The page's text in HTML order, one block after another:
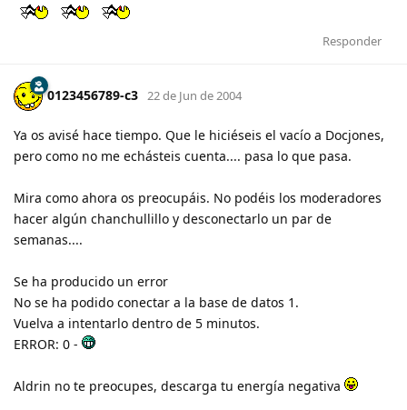
Responder
0123456789-c3 22 de Jun de 2004
Ya os avisé hace tiempo. Que le hiciéseis el vacío a Docjones,
pero como no me echásteis cuenta.... pasa lo que pasa.
Mira como ahora os preocupáis. No podéis los moderadores
hacer algún chanchullillo y desconectarlo un par de
semanas....
Se ha producido un error
No se ha podido conectar a la base de datos 1.
Vuelva a intentarlo dentro de 5 minutos.
ERROR: 0 -
Aldrin no te preocupes, descarga tu energía negativa